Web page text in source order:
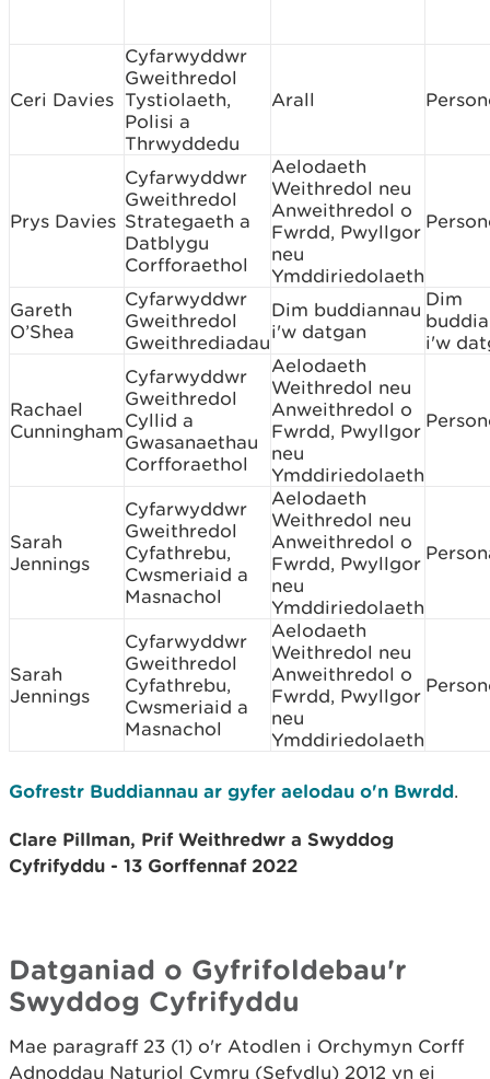
Ceri Davies
Cyfarwyddwr
Gweithredol
Tystiolaeth,
Polisi a
Thrwyddedu
Arall
Prys Davies
Cyfarwyddwr
Gweithredol
Strategaeth a
Datblygu
Corfforaethol
Aelodaeth
Weithredol neu
Anweithredol o
Fwrdd, Pwyllgor
neu
Ymddiriedolaeth
Gareth
O’Shea
Cyfarwyddwr
Gweithredol
Gweithrediadau
Dim buddiannau
i'w datgan
Dim
i'w
Rachael
Cunningham
Cyfarwyddwr
Gweithredol
Cyllid a
Gwasanaethau
Corfforaethol
Aelodaeth
Weithredol neu
Anweithredol o
Fwrdd, Pwyllgor
neu
Ymddiriedolaeth
Sarah
Jennings
Cyfarwyddwr
Gweithredol
Cyfathrebu,
Cwsmeriaid a
Masnachol
Aelodaeth
Weithredol neu
Anweithredol o
Fwrdd, Pwyllgor
neu
Ymddiriedolaeth
Sarah
Jennings
Cyfarwyddwr
Gweithredol
Cyfathrebu,
Cwsmeriaid a
Masnachol
Aelodaeth
Weithredol neu
Anweithredol o
Fwrdd, Pwyllgor
neu
Ymddiriedolaeth
Gofrestr Buddiannau ar gyfer aelodau o'n Bwrdd.
Clare Pillman, Prif Weithredwr a Swyddog
Cyfrifyddu - 13 Gorffennaf 2022
Datganiad o Gyfrifoldebau'r
Swyddog Cyfrifyddu
Mae paragraff 23 (1) o'r Atodlen i Orchymyn Corff
Adnoddau Naturiol Cymru (Sefydlu) 2012 yn ei